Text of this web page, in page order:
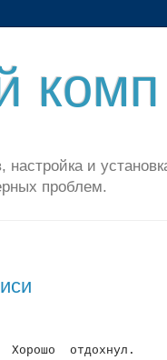
комп
и
проблем.
отдохнул.